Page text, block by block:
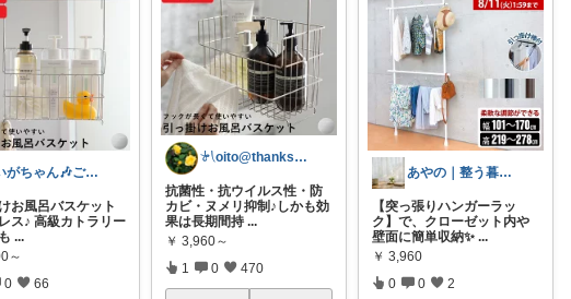
いがちゃん🎶ご購入感謝です🎶
お風呂バスケット
ス♪ 高級カトラリー
...
～
0 66
𓍯oito@thanks ꕮ…
抗菌性・抗ウイルス性・防
カビ・ヌメリ抑制♪しかも効
果は長期間持 ...
￥ 3,960～
1 0 470
あやの｜整う暮らしROOM
【突っ張りハンガーラッ
ク】で、クローゼット内や
壁面に簡単収納✨ ...
￥ 3,960
0 0 2